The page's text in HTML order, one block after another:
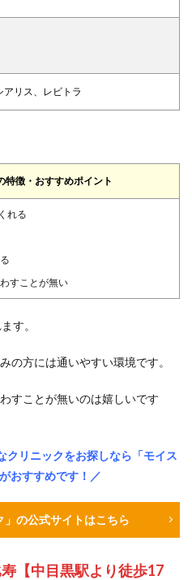
リス、レビトラ
特徴・おすすめポイント
れる
すことが無い
す。
の方には通いやすい環境です。
すことが無いのは嬉しいです
クリニックをお探しなら「モイス
おすすめです！／
」の公式サイトはこちら
【中目黒駅より徒歩17